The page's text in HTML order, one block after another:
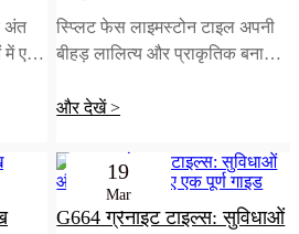
अंत
में एक
एक लोकप्रिय विकल्प क्यो...
स्प्लिट फेस लाइमस्टोन टाइल अपनी
बीहड़ लालित्य और प्राकृतिक बनावट
डिजाइन
और देखें >
19
Mar
G664 ग्रेनाइट टाइल्स: सुविधाओं